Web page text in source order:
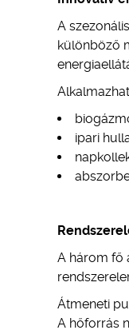
A
különböző
ipari
A három fő
Átmeneti
A hőforrás